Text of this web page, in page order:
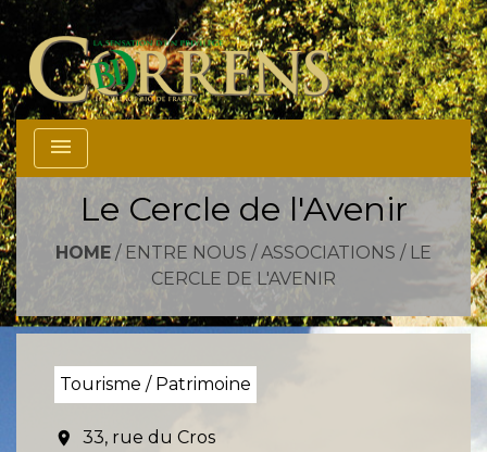
menu
Le Cercle de l'Avenir
HOME / ENTRE NOUS /ASSOCIATIONS / LE
CERCLE DE L'AVENIR
Tourisme / Patrimoine
location_on
33, rue du Cros